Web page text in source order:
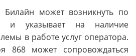
может возникнуть по
и указывает на наличие
в работе услуг оператора.
868 может сопровождаться